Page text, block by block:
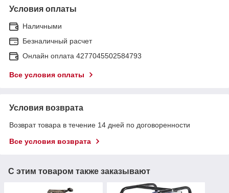
Условия оплаты
Наличными
Безналичный расчет
Онлайн оплата 4277045502584793
Все условия оплаты
Условия возврата
Возврат товара в течение 14 дней по договоренности
Все условия возврата
С этим товаром также заказывают